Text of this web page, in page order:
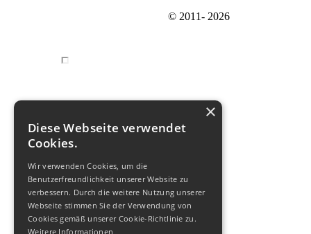
© 2011- 2026
×
Diese Webseite verwendet
Cookies.
Wir verwenden Cookies, um die
Benutzerfreundlichkeit unserer Website zu
verbessern. Durch die weitere Nutzung unserer
Webseite stimmen Sie der Verwendung von
Cookies gemäß unserer Cookie-Richtlinie zu.
Weitere Informationen